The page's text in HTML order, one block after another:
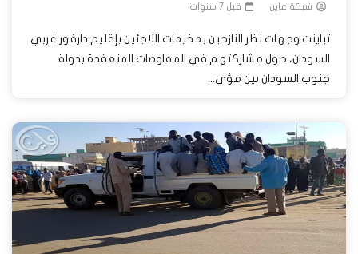
شبكة عاين قبل 7 سنوات
تباينت وجهات نظر النازحين بمخيمات اللاجئين بإقليم دارفور غربي
السودان، حول مشاركتهم في المفاوضات المنعقدة بدولة
جنوب السودان بين مؤي...